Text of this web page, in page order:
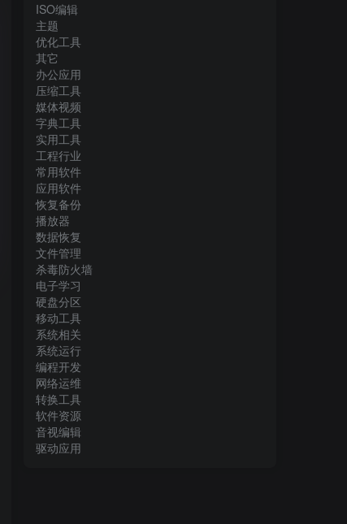
ISO编辑
主题
优化工具
其它
办公应用
压缩工具
媒体视频
字典工具
实用工具
工程行业
常用软件
应用软件
恢复备份
播放器
数据恢复
文件管理
杀毒防火墙
电子学习
硬盘分区
移动工具
系统相关
系统运行
编程开发
网络运维
转换工具
软件资源
音视编辑
驱动应用